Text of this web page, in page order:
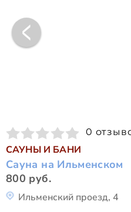
0
САУНЫ И БАНИ
Сауна на Ильменском
800 руб.
Ильменский проезд, 4